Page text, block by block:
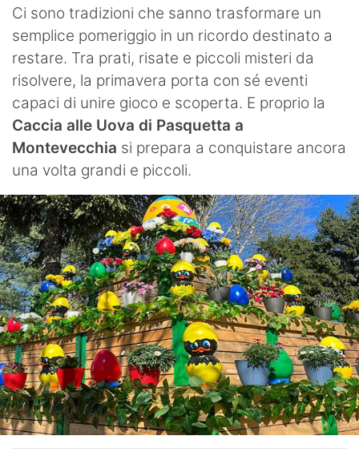
Eventi
Ci sono tradizioni che sanno trasformare un
semplice pomeriggio in un ricordo destinato a
restare. Tra prati, risate e piccoli misteri da
risolvere, la primavera porta con sé eventi
capaci di unire gioco e scoperta. E proprio la
Caccia alle Uova di Pasquetta a
Montevecchia si prepara a conquistare ancora
una volta grandi e piccoli.